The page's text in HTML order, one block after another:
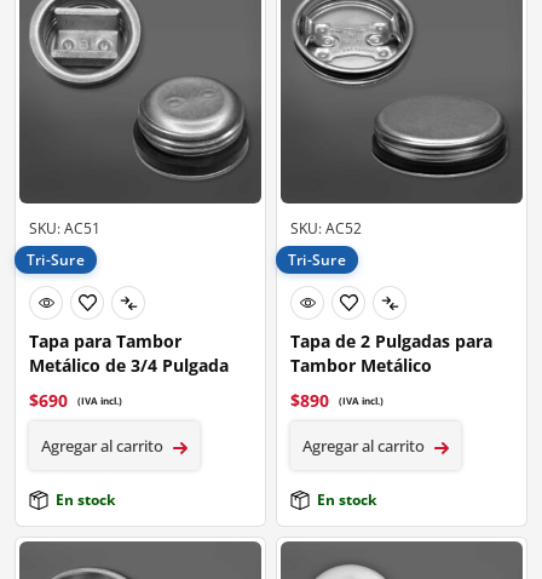
SKU: AC51
Tri-Sure
Tapa para Tambor
Metálico de 3/4 Pulgada
$690 (IVA incl.)
Agregar al carrito
En stock
SKU: AC52
Tri-Sure
Tapa de 2 Pulgadas para
Tambor Metálico
$890 (IVA incl.)
Agregar al carrito
En stock